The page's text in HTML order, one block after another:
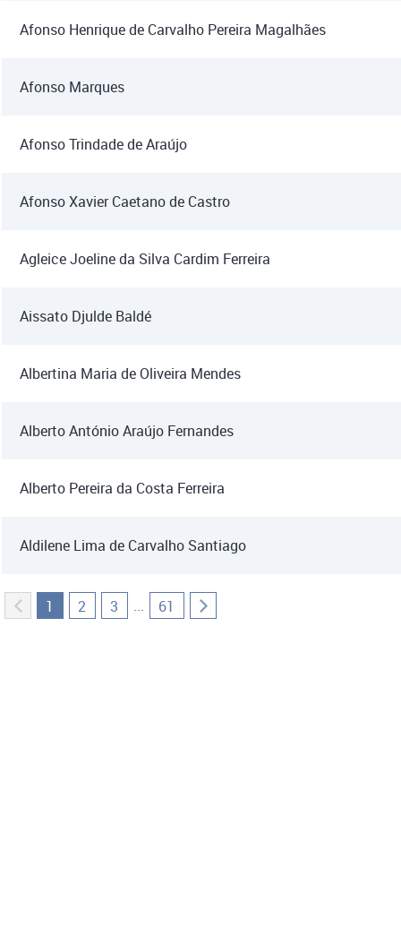
Afonso Henrique de Carvalho Pereira Magalhães
Afonso Marques
Afonso Trindade de Araújo
Afonso Xavier Caetano de Castro
Agleice Joeline da Silva Cardim Ferreira
Aissato Djulde Baldé
Albertina Maria de Oliveira Mendes
Alberto António Araújo Fernandes
Alberto Pereira da Costa Ferreira
Aldilene Lima de Carvalho Santiago
1 2 3 ... 61